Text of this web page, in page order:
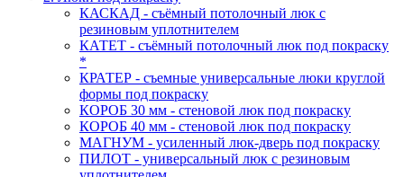
КАСКАД - съёмный потолочный люк с
резиновым уплотнителем
КАТЕТ - съёмный потолочный люк под покраску
*
КРАТЕР - съемные универсальные люки круглой
формы под покраску
КОРОБ 30 мм - стеновой люк под покраску
КОРОБ 40 мм - стеновой люк под покраску
МАГНУМ - усиленный люк-дверь под покраску
ПИЛОТ - универсальный люк с резиновым